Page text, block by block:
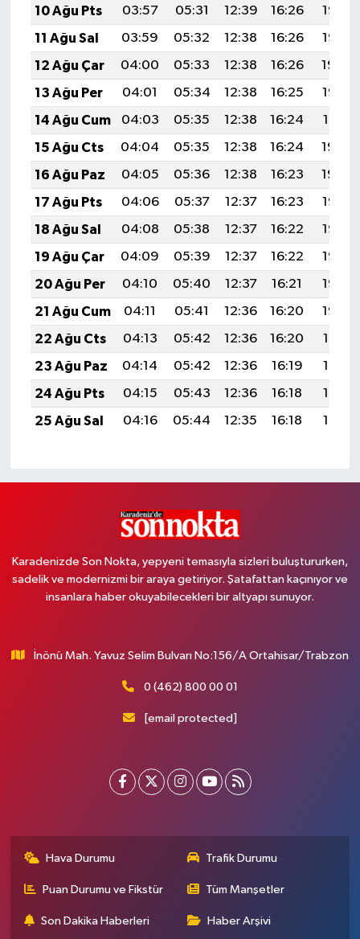
10 Ağu Pts
03:57 05:31 12:39 16:26
19:36
11 Ağu Sal
03:59 05:32 12:38 16:26
19:35
12 Ağu Çar
04:00 05:33 12:38 16:26
19:34
13 Ağu Per
04:01 05:34 12:38 16:25
19:33
14 Ağu Cum
04:03 05:35 12:38 16:24
19:31
15 Ağu Cts
04:04 05:35 12:38 16:24
19:30
16 Ağu Paz
04:05 05:36 12:38 16:23
19:29
17 Ağu Pts
04:06 05:37 12:37 16:23
19:27
18 Ağu Sal
04:08 05:38 12:37 16:22
19:26
19 Ağu Çar
04:09 05:39 12:37 16:22
19:25
20 Ağu Per
04:10 05:40 12:37 16:21
19:23
21 Ağu Cum
04:11 05:41 12:36 16:20
19:22
22 Ağu Cts
04:13 05:42 12:36 16:20
19:21
23 Ağu Paz
04:14 05:42 12:36 16:19
19:19
24 Ağu Pts
04:15 05:43 12:36 16:18
19:18
25 Ağu Sal
04:16 05:44 12:35 16:18 19:17
Karadenizde Son Nokta, yepyeni temasıyla sizleri buluştururken,
sadelik ve modernizmi bir araya getiriyor. Şatafattan kaçınıyor ve
insanlara haber okuyabilecekleri bir altyapı sunuyor.
İnönü Mah. Yavuz Selim Bulvarı No:156/A Ortahisar/Trabzon
0 (462) 800 00 01
[email protected]
Hava Durumu Trafik Durumu
Puan Durumu ve Fikstür Tüm Manşetler
Son Dakika Haberleri Haber Arşivi